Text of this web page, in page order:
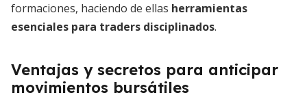
formaciones, haciendo de ellas herramientas
esenciales para traders disciplinados.
Ventajas y secretos para anticipar
movimientos bursátiles